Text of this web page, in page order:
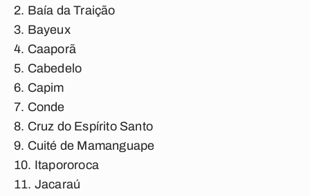
Baía da Traição
Bayeux
Caaporã
Cabedelo
Capim
Conde
Cruz do Espírito Santo
Cuité de Mamanguape
Itapororoca
Jacaraú